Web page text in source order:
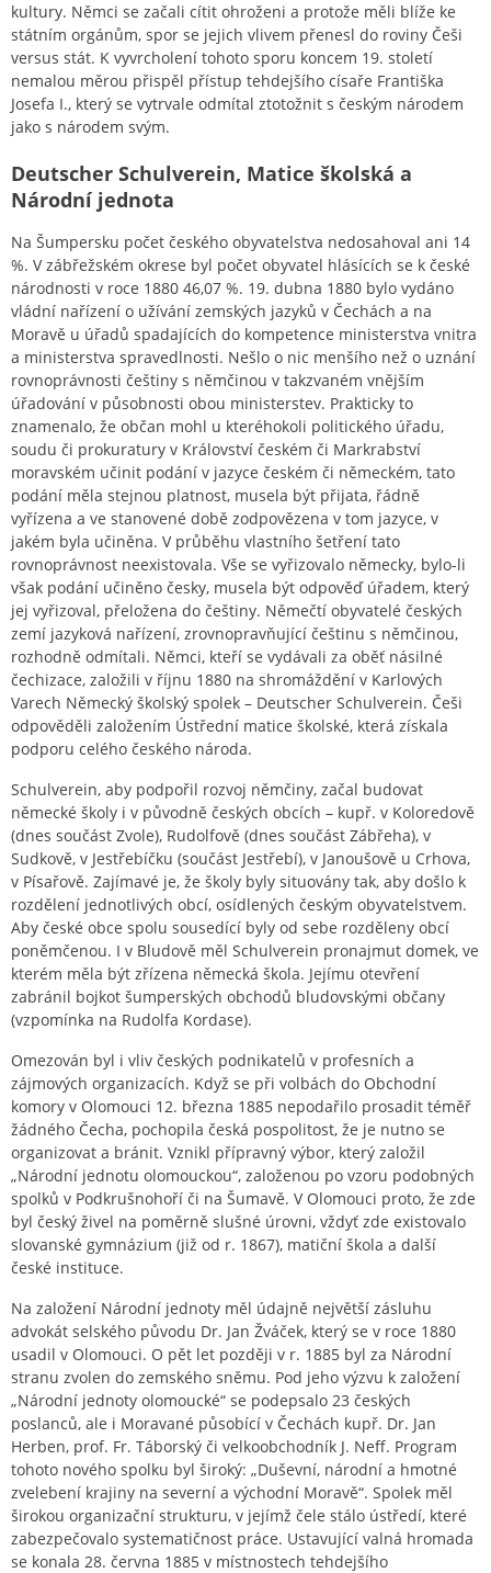
kultury. Němci se začali cítit ohroženi a protože měli blíže ke
státním orgánům, spor se jejich vlivem přenesl do roviny Češi
versus stát. K vyvrcholení tohoto sporu koncem 19. století
nemalou měrou přispěl přístup tehdejšího císaře Františka
Josefa I., který se vytrvale odmítal ztotožnit s českým národem
jako s národem svým.
Deutscher Schulverein, Matice školská a
Národní jednota
Na Šumpersku počet českého obyvatelstva nedosahoval ani 14
%. V zábřežském okrese byl počet obyvatel hlásících se k české
národnosti v roce 1880 46,07 %. 19. dubna 1880 bylo vydáno
vládní nařízení o užívání zemských jazyků v Čechách a na
Moravě u úřadů spadajících do kompetence ministerstva vnitra
a ministerstva spravedlnosti. Nešlo o nic menšího než o uznání
rovnoprávnosti češtiny s němčinou v takzvaném vnějším
úřadování v působnosti obou ministerstev. Prakticky to
znamenalo, že občan mohl u kteréhokoli politického úřadu,
soudu či prokuratury v Království českém či Markrabství
moravském učinit podání v jazyce českém či německém, tato
podání měla stejnou platnost, musela být přijata, řádně
vyřízena a ve stanovené době zodpovězena v tom jazyce, v
jakém byla učiněna. V průběhu vlastního šetření tato
rovnoprávnost neexistovala. Vše se vyřizovalo německy, bylo-li
však podání učiněno česky, musela být odpověď úřadem, který
jej vyřizoval, přeložena do češtiny. Němečtí obyvatelé českých
zemí jazyková nařízení, zrovnopravňující češtinu s němčinou,
rozhodně odmítali. Němci, kteří se vydávali za oběť násilné
čechizace, založili v říjnu 1880 na shromáždění v Karlových
Varech Německý školský spolek – Deutscher Schulverein. Češi
odpověděli založením Ústřední matice školské, která získala
podporu celého českého národa.
Schulverein, aby podpořil rozvoj němčiny, začal budovat
německé školy i v původně českých obcích – kupř. v Koloredově
(dnes součást Zvole), Rudolfově (dnes součást Zábřeha), v
Sudkově, v Jestřebíčku (součást Jestřebí), v Janoušově u Crhova,
v Písařově. Zajímavé je, že školy byly situovány tak, aby došlo k
rozdělení jednotlivých obcí, osídlených českým obyvatelstvem.
Aby české obce spolu sousedící byly od sebe rozděleny obcí
poněmčenou. I v Bludově měl Schulverein pronajmut domek, ve
kterém měla být zřízena německá škola. Jejímu otevření
zabránil bojkot šumperských obchodů bludovskými občany
(vzpomínka na Rudolfa Kordase).
Omezován byl i vliv českých podnikatelů v profesních a
zájmových organizacích. Když se při volbách do Obchodní
komory v Olomouci 12. března 1885 nepodařilo prosadit téměř
žádného Čecha, pochopila česká pospolitost, že je nutno se
organizovat a bránit. Vznikl přípravný výbor, který založil
„Národní jednotu olomouckou“, založenou po vzoru podobných
spolků v Podkrušnohoří či na Šumavě. V Olomouci proto, že zde
byl český živel na poměrně slušné úrovni, vždyť zde existovalo
slovanské gymnázium (již od r. 1867), matiční škola a další
české instituce.
Na založení Národní jednoty měl údajně největší zásluhu
advokát selského původu Dr. Jan Žváček, který se v roce 1880
usadil v Olomouci. O pět let později v r. 1885 byl za Národní
stranu zvolen do zemského sněmu. Pod jeho výzvu k založení
„Národní jednoty olomoucké“ se podepsalo 23 českých
poslanců, ale i Moravané působící v Čechách kupř. Dr. Jan
Herben, prof. Fr. Táborský či velkoobchodník J. Neff. Program
tohoto nového spolku byl široký: „Duševní, národní a hmotné
zvelebení krajiny na severní a východní Moravě“. Spolek měl
širokou organizační strukturu, v jejímž čele stálo ústředí, které
zabezpečovalo systematičnost práce. Ustavující valná hromada
se konala 28. června 1885 v místnostech tehdejšího